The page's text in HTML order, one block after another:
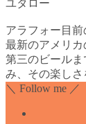
ユタロー
アラフォー目前
最新のアメリ
第三のビール
み、その楽しさ
＼ Follow me ／